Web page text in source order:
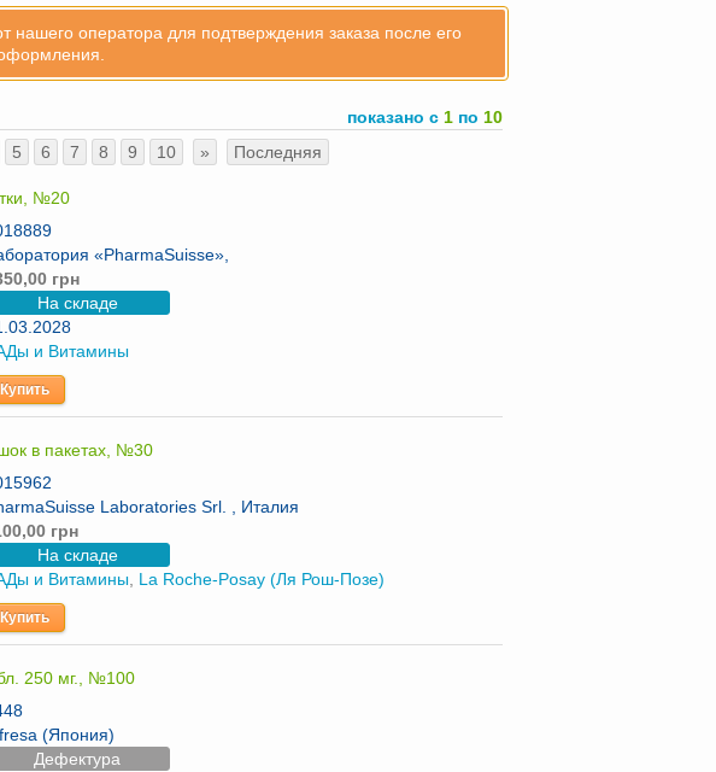
нашего оператора для подтверждения заказа после его
показано с 1 по 10
5 6 7 8 9 10 » Последняя
№20
«РharmaSuisse»,
грн
На складе
и Витамины
Купить
в пакетах, №30
Laboratories Srl. , Италия
грн
На складе
и Витамины La Roche-Posay (Ля Рош-Позе)
Купить
250 мг., №100
(Япония)
Дефектура